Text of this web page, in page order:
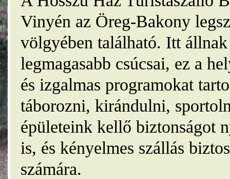
Vinyén az Öreg-Bakony
völgyében található. Itt
legmagasabb csúcsai, ez a
és izgalmas programokat
táborozni, kirándulni,
épületeink kellő biztonságot
is, és kényelmes szállás
számára.